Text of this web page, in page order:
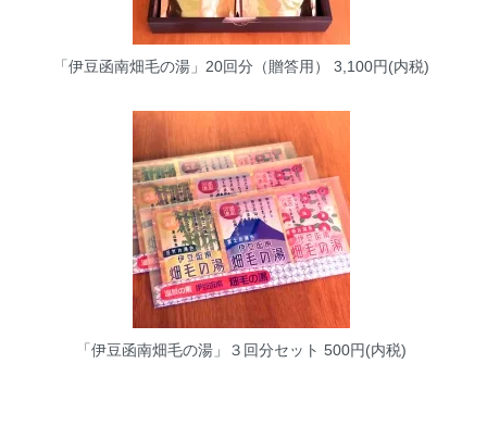
「伊豆函南畑毛の湯」20回分（贈答用） 3,100円(内税)
「伊豆函南畑毛の湯」３回分セット 500円(内税)